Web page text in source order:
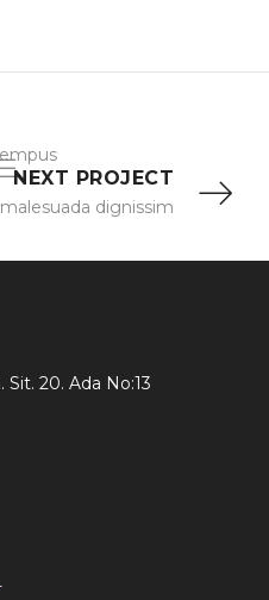
NEXT PROJECT
dignissim
Sit. 20. Ada No:13